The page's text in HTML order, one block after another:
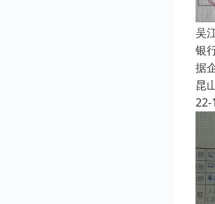
吴
银
据
昆
22-